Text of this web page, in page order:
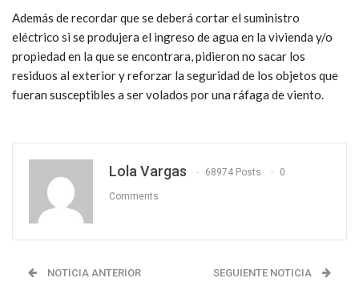
Además de recordar que se deberá cortar el suministro
eléctrico si se produjera el ingreso de agua en la vivienda y/o
propiedad en la que se encontrara, pidieron no sacar los
residuos al exterior y reforzar la seguridad de los objetos que
fueran susceptibles a ser volados por una ráfaga de viento.
Lola Vargas 68974 Posts 0
Comments
NOTICIA ANTERIOR SEGUIENTE NOTICIA